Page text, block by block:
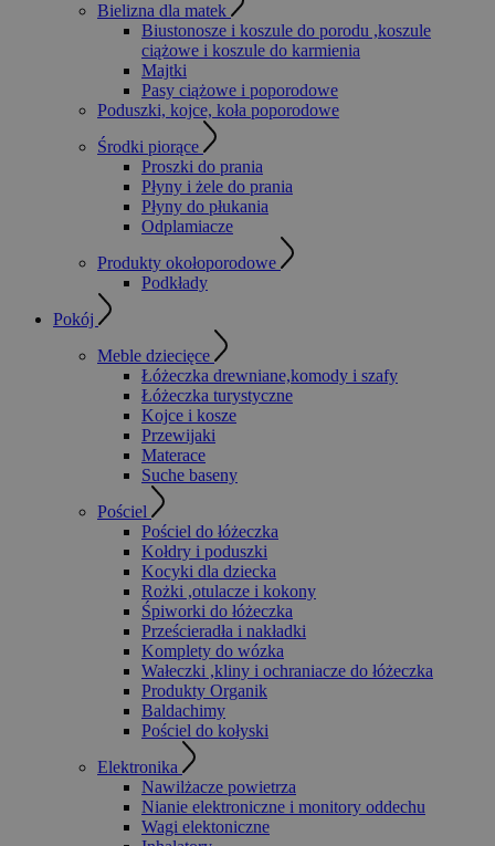
Bielizna dla matek
Biustonosze i koszule do porodu ,koszule
ciążowe i koszule do karmienia
Majtki
Pasy ciążowe i poporodowe
Poduszki, kojce, koła poporodowe
Środki piorące
Proszki do prania
Płyny i żele do prania
Płyny do płukania
Odplamiacze
Produkty okołoporodowe
Podkłady
Pokój
Meble dziecięce
Łóżeczka drewniane,komody i szafy
Łóżeczka turystyczne
Kojce i kosze
Przewijaki
Materace
Suche baseny
Pościel
Pościel do łóżeczka
Kołdry i poduszki
Kocyki dla dziecka
Rożki ,otulacze i kokony
Śpiworki do łóżeczka
Prześcieradła i nakładki
Komplety do wózka
Wałeczki ,kliny i ochraniacze do łóżeczka
Produkty Organik
Baldachimy
Pościel do kołyski
Elektronika
Nawilżacze powietrza
Nianie elektroniczne i monitory oddechu
Wagi elektoniczne